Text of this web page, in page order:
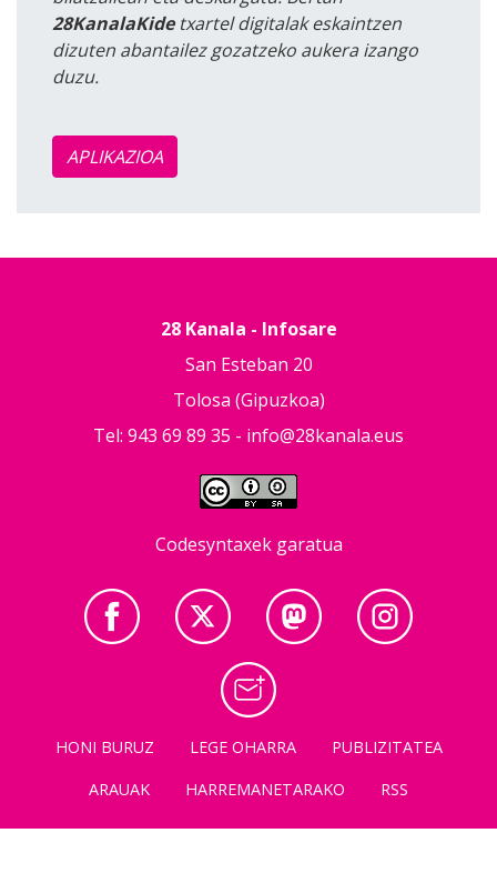
28KanalaKidetxartel digitalak eskaintzen
dizuten abantailez gozatzeko aukera izango
duzu.
APLIKAZIOA
28 Kanala - Infosare
San Esteban 20
Tolosa (Gipuzkoa)
Tel: 943 69 89 35 - info@28kanala.eus
Codesyntaxek garatua
HONI BURUZ LEGE OHARRA
PUBLIZITATEA
ARAUAK
HARREMANETARAKO RSS